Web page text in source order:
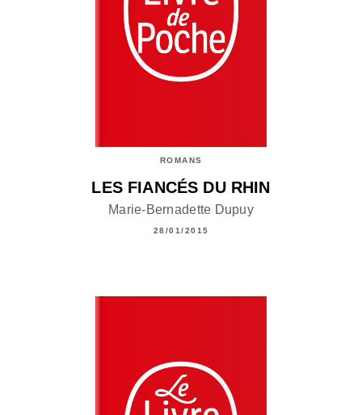
ROMANS
LES FIANCÉS DU RHIN
Marie-Bernadette Dupuy
28/01/2015